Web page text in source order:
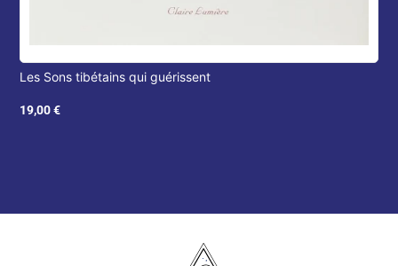
Les Sons tibétains qui guérissent
19,00€